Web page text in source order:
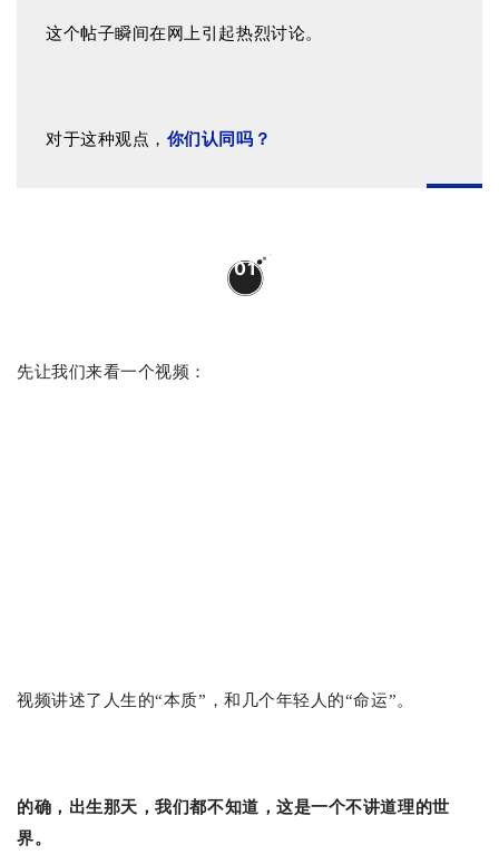
这个帖子瞬间在网上引起热烈讨论。
对于这种观点， 你们认同吗？
01
先让我们来看一个视频：
视频讲述了人生的“本质”，和几个年轻人的“命运”。
的确，出生那天，我们都不知道，这是一个不讲道理的世
界。